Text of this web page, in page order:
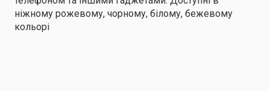
ніжному рожевому, чорному, білому, бежевому
кольорі